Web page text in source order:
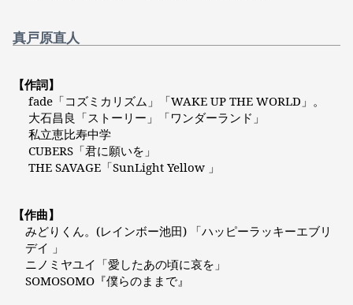
真戸原直人
【作詞】
fade「コズミカリズム」「WAKE UP THE WORLD」。
大石昌良「ストーリー」「ワンダーランド」
私立恵比寿中学
CUBERS「君に願いを」
THE SAVAGE「SunLight Yellow 」
【作曲】
みどりくん。(レインボー池田) 「ハッピーラッキーエブリ
デイ 」
ニノミヤユイ「愛したあの頃に哀を」
SOMOSOMO『僕らのままで』